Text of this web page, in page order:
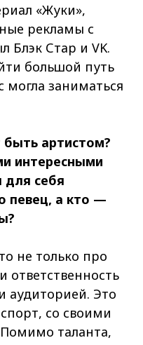
«Жуки»,
рекламы с
Блэк Стар и VK.
большой путь
могла заниматься
артистом?
интересными
для себя
певец, а кто —
не только про
ответственность
аудиторией. Это
со своими
таланта,